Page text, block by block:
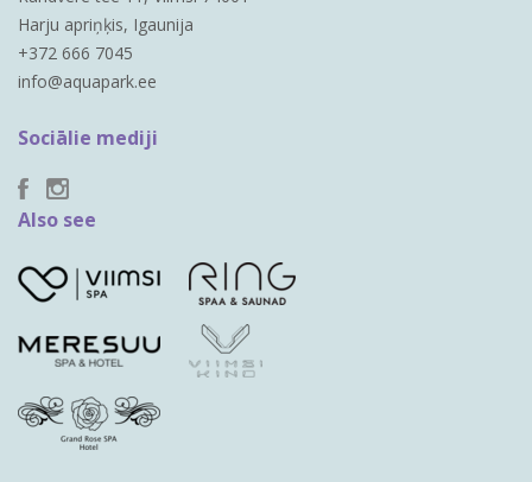
Harju apriņķis, Igaunija
+372 666 7045
info@aquapark.ee
Sociālie mediji
Also see